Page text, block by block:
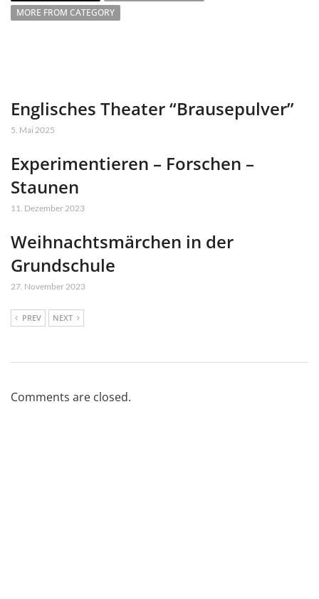
MORE FROM CATEGORY
Englisches Theater “Brausepulver”
5. Mai 2025
Experimentieren – Forschen –
Staunen
11. Dezember 2023
Weihnachtsmärchen in der
Grundschule
27. November 2023
PREV NEXT
Comments are closed.